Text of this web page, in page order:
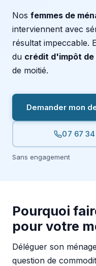
Nos femmes de
interviennent avec
résultat impeccable.
du crédit d'impôt de
de moitié.
Demander mon
07 67 34
Sans engagement
Pourquoi
pour votre
Déléguer son
question de